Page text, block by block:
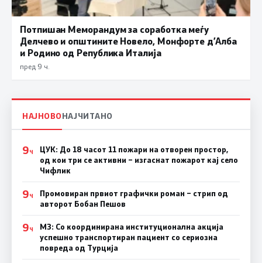
Потпишан Меморандум за соработка меѓу
Делчево и општините Новело, Монфорте д’Алба
и Родино од Република Италија
пред 9 ч.
НАЈНОВОНАЈЧИТАНО
9Ч
ЦУК: До 18 часот 11 пожари на отворен простор,
од кои три се активни – изгаснат пожарот кај село
Чифлик
9Ч
Промовиран првиот графички роман – стрип од
авторот Бобан Пешов
9Ч
МЗ: Со координирана институционална акција
успешно транспортиран пациент со сериозна
повреда од Турција